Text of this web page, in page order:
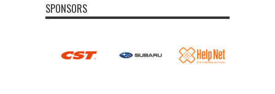
SPONSORS